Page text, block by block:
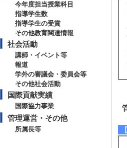
今年度担当授業科目
指導学生数
指導学生の受賞
その他教育関連情報
社会活動
講師・イベント等
報道
学外の審議会・委員会等
その他社会活動
国際貢献実績
国際協力事業
管理運営・その他
所属長等